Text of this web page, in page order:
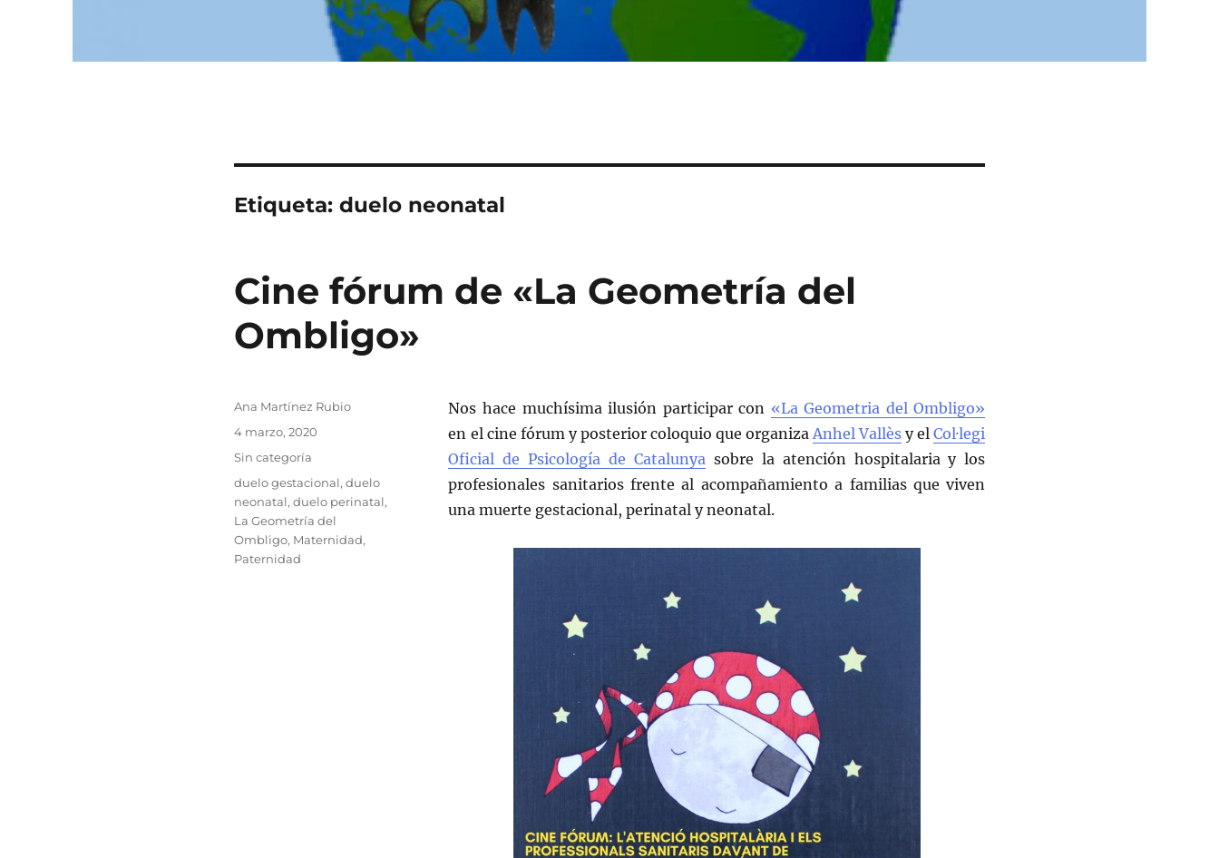
Etiqueta: duelo neonatal
Cine fórum de «La Geometría del
Ombligo»
Nos hace muchísima ilusión participar con «La Geometria del Ombligo»
en el cine fórum y posterior coloquio que organiza Anhel Vallès y elCol·legi
Oficial de Psicología de Catalunya sobre la atención hospitalaria y los
profesionales sanitarios frente al acompañamiento a familias que viven
una muerte gestacional, perinatal y neonatal.
Autor
Ana Martínez Rubio
Publicado
el
4 marzo, 2020
Categorías
Sin categoría
Etiquetas
duelo gestacional, duelo
neonatal, duelo perinatal,
La Geometría del
Ombligo, Maternidad,
Paternidad